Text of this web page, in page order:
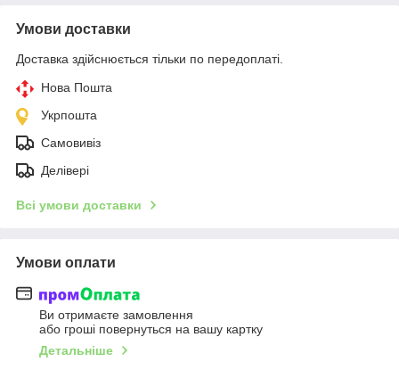
Умови доставки
Доставка здійснюється тільки по передоплаті.
Нова Пошта
Укрпошта
Самовивіз
Делівері
Всі умови доставки
Умови оплати
Ви отримаєте замовлення
або гроші повернуться на вашу картку
Детальніше